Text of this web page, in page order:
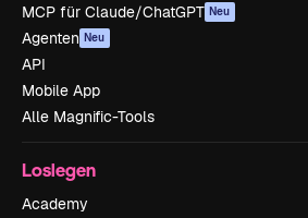
MCP für Claude/ChatGPT Neu
Agenten Neu
API
Mobile App
Alle Magnific-Tools
Loslegen
Academy